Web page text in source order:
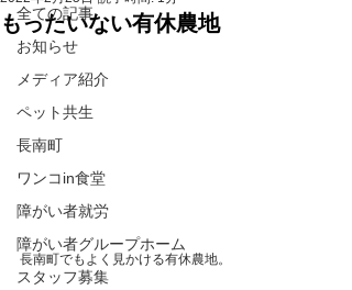
全ての記事
お知らせ
メディア紹介
ペット共生
長南町
ワンコin食堂
障がい者就労
障がい者グループホーム
スタッフ募集
もったいない有休農地
長南町でもよく見かける有休農地。